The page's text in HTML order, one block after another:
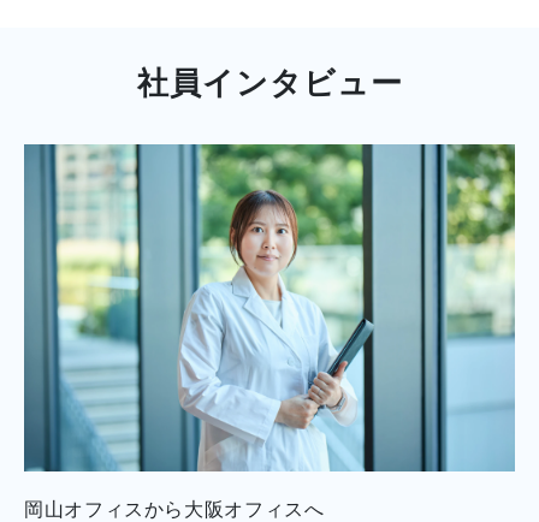
社員インタビュー
岡山オフィスから大阪オフィスへ